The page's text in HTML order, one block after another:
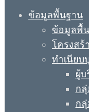
ข้อมูลพื้นฐาน
ข้อมูลพื้
โครงสร้
ทำเนียบ
ผู้บ
กลุ่
ก